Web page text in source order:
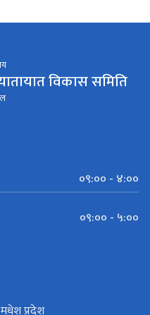
विकास समिति
०९:०० - ४:००
०९:०० - ५:००